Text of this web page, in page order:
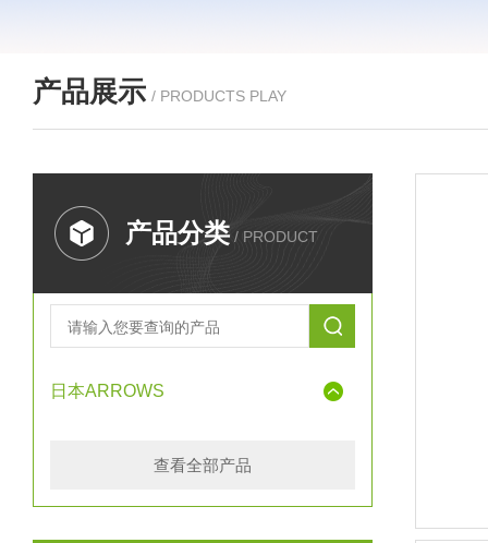
产品展示 / PRODUCTS PLAY
产品分类 / PRODUCT
日本ARROWS
查看全部产品